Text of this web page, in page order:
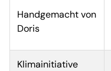
Handgemacht von
Doris
Klimainitiative